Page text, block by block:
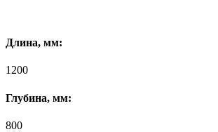
Длина, мм:
1200
Глубина, мм:
800